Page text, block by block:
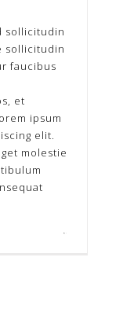
sollicitudin
sollicitudin
faucibus
et
ipsum
elit.
molestie